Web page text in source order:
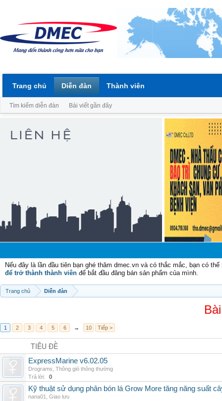
Nếu đây là lần đầu tiên bạn ghé thăm dmec.vn và có thắc mắc, bạn có
để trở thành thành viên để bắt đầu đăng bán sản phẩm của mình.
Trang chủ Diễn đàn
1 2 3 4 5 6 → 10 Tiếp >
TIÊU ĐỀ
ExpressMarine v6.02.05
Drograms Thông gió thông thường
Trả lời:
0
Kỹ thuật sử dụng phân bón lá Grow More tăng năng suất
nana01
Giao lưu
Trang chủ Diễn đàn
Tìm kiếm diễn đàn Bài viết gần đây
Thành viên